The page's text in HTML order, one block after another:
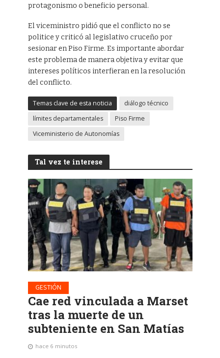
protagonismo o beneficio personal.
El viceministro pidió que el conflicto no se
politice y criticó al legislativo cruceño por
sesionar en Piso Firme. Es importante abordar
este problema de manera objetiva y evitar que
intereses políticos interfieran en la resolución
del conflicto.
Temas clave de esta noticia
diálogo técnico
límites departamentales
Piso Firme
Viceministerio de Autonomías
Tal vez te interese
GESTIÓN
Cae red vinculada a Marset
tras la muerte de un
subteniente en San Matías
hace 6 minutos